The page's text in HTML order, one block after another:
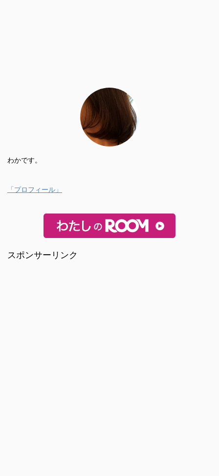
わかです。
「プロフィール」
スポンサーリンク